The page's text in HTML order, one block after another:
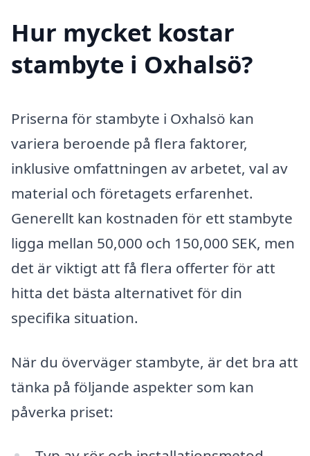
Hur mycket kostar
stambyte i Oxhalsö?
Priserna för stambyte i Oxhalsö kan
variera beroende på flera faktorer,
inklusive omfattningen av arbetet, val av
material och företagets erfarenhet.
Generellt kan kostnaden för ett stambyte
ligga mellan 50,000 och 150,000 SEK, men
det är viktigt att få flera offerter för att
hitta det bästa alternativet för din
specifika situation.
När du överväger stambyte, är det bra att
tänka på följande aspekter som kan
påverka priset: